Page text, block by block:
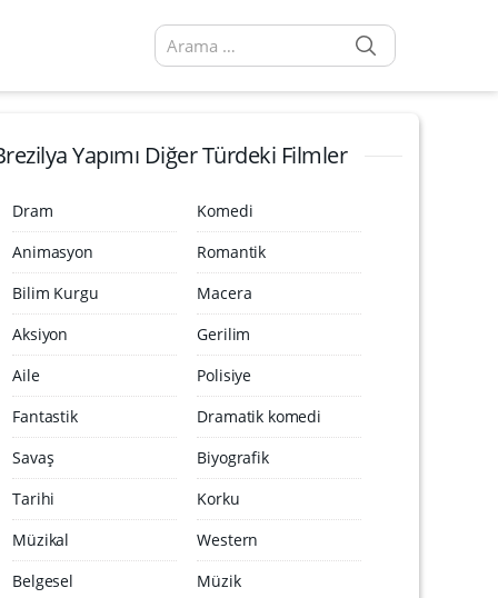
Arama sonuçları:
Yapımı Diğer Türdeki Filmler
Dram
Komedi
Animasyon
Romantik
Bilim Kurgu
Macera
Aksiyon
Gerilim
Aile
Polisiye
Fantastik
Dramatik komedi
Savaş
Biyografik
Tarihi
Korku
Müzikal
Western
Belgesel
Müzik